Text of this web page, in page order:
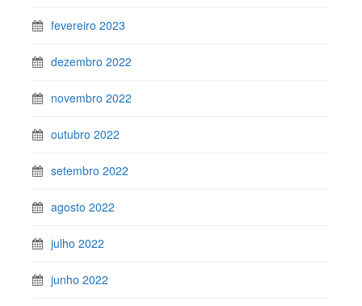
fevereiro 2023
dezembro 2022
novembro 2022
outubro 2022
setembro 2022
agosto 2022
julho 2022
junho 2022